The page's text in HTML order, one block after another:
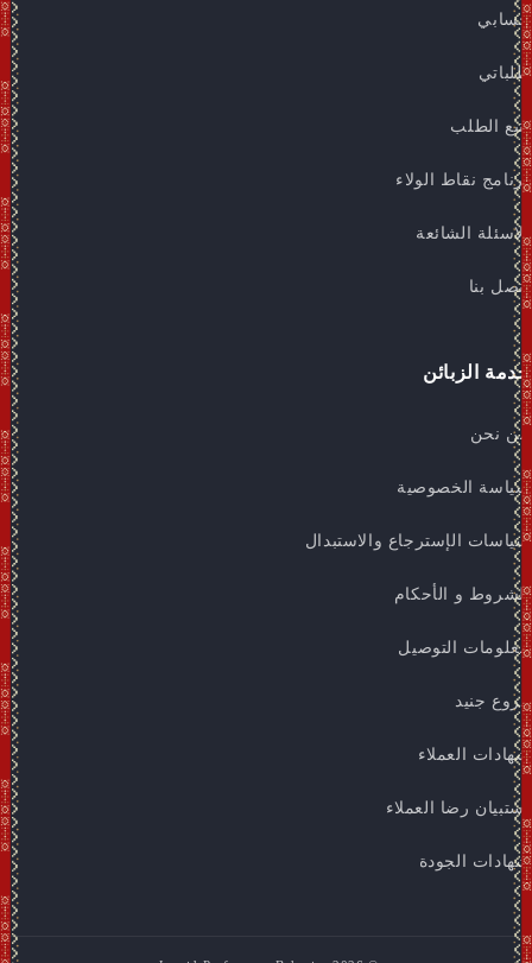
حسابي
طلباتي
تتبع الطلب
برنامج نقاط الولاء
الاسئلة الشائعة
اتصل بنا
خدمة الزبائن
من نحن
سياسة الخصوصية
سياسات الإسترجاع والاستبدال
الشروط و الأحكام
معلومات التوصيل
فروع جنيد
شهادات العملاء
استبيان رضا العملاء
شهادات الجودة